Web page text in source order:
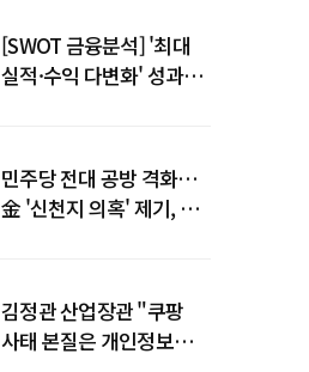
[SWOT 금융분석] '최대
실적·수익 다변화' 성과…
민주당 전대 공방 격화…
金 '신천지 의혹' 제기, 鄭
김정관 산업장관 "쿠팡
사태 본질은 개인정보